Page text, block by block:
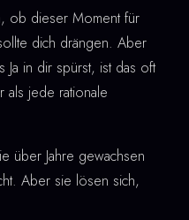
ob dieser Moment für
dich drängen. Aber
in dir spürst, ist das oft
als jede rationale
über Jahre gewachsen
Aber sie lösen sich,